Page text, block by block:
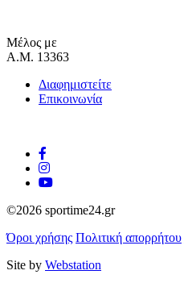
Μέλος με
Α.Μ. 13363
Διαφημιστείτε
Επικοινωνία
©2026 sportime24.gr
Όροι χρήσης Πολιτική απορρήτου
Site by Webstation